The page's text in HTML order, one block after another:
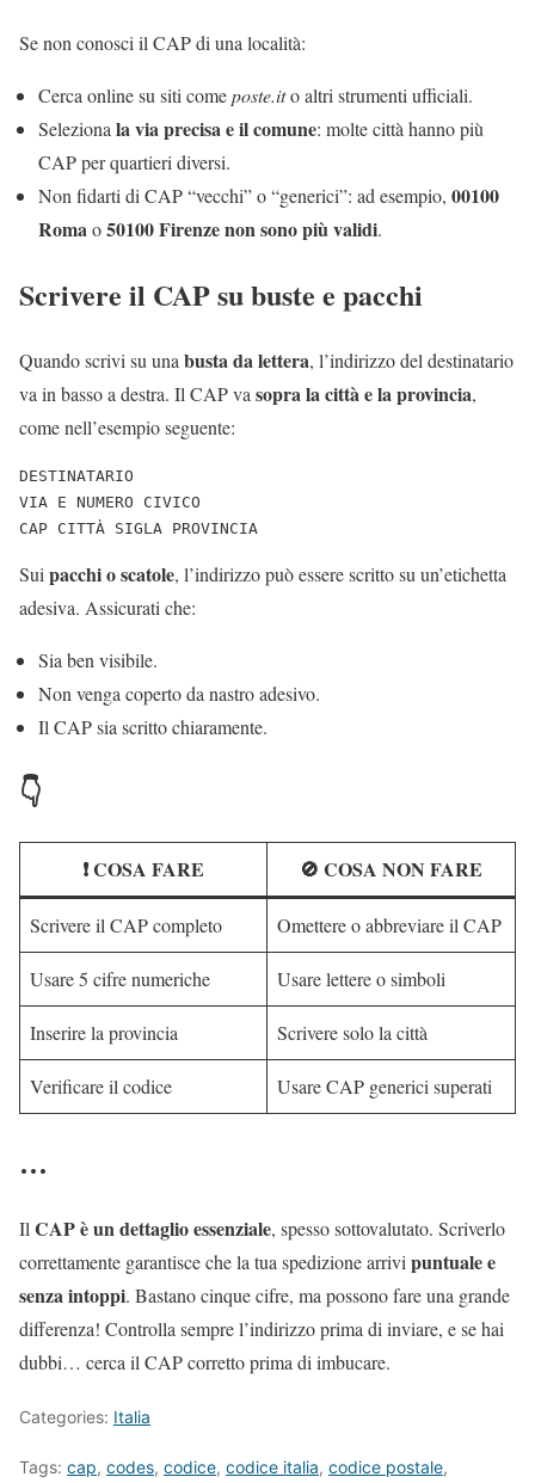
Se non conosci il CAP di una località:
Cerca online su siti comeposte.ito altri strumenti ufficiali.
Seleziona la via precisa e il comune: molte città hanno più
CAP per quartieri diversi.
Non fidarti di CAP “vecchi” o “generici”: ad esempio, 00100
Romao50100 Firenzenon sono più validi.
Scrivere il CAP su buste e pacchi
Quando scrivi su una busta da lettera, l’indirizzo del destinatario
va in basso a destra. Il CAP va sopra la città e la provincia,
come nell’esempio seguente:
DESTINATARIO
VIA E NUMERO CIVICO
CAP CITTÀ SIGLA PROVINCIA
Sui pacchi o scatole, l’indirizzo può essere scritto su un’etichetta
adesiva. Assicurati che:
Sia ben visibile.
Non venga coperto da nastro adesivo.
Il CAP sia scritto chiaramente.
👇
❗ COSA FARE 🚫 COSA NON FARE
Scrivere il CAP completo Omettere o abbreviare il CAP
Usare 5 cifre numeriche Usare lettere o simboli
Inserire la provincia Scrivere solo la città
Verificare il codice Usare CAP generici superati
…
Il CAP è un dettaglio essenziale, spesso sottovalutato. Scriverlo
correttamente garantisce che la tua spedizione arrivi puntuale e
senza intoppi. Bastano cinque cifre, ma possono fare una grande
differenza! Controlla sempre l’indirizzo prima di inviare, e se hai
dubbi… cerca il CAP corretto prima di imbucare.
Categories: Italia
Tags: cap, codes, codice, codice italia, codice postale,